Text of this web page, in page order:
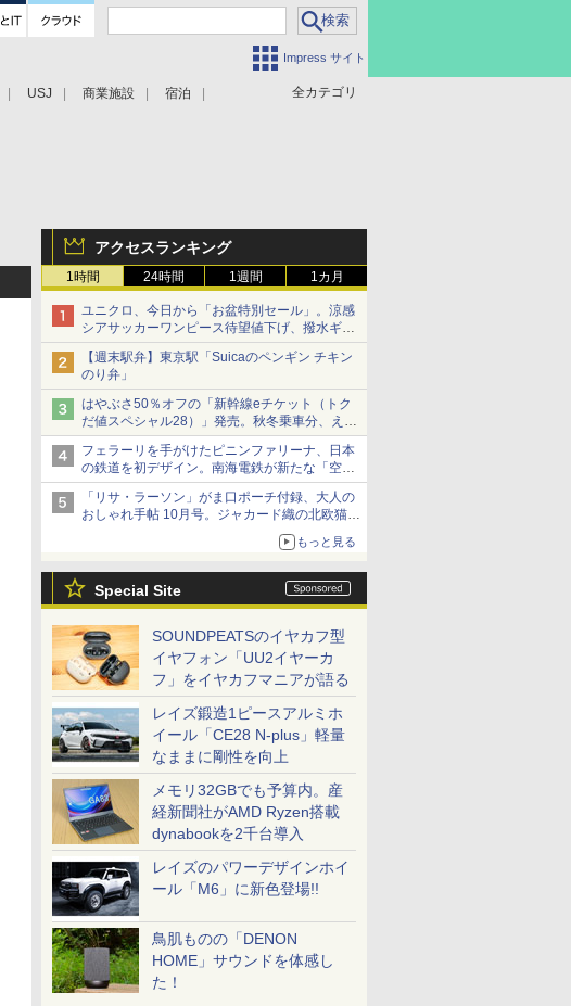
Impress サイト
全カテゴリ
USJ 商業施設 宿泊
アクセスランキング
1時間 24時間 1週間 1カ月
ユニクロ、今日から「お盆特別セール」。涼感
シアサッカーワンピース待望値下げ、撥水ギア
ショーツは1990円に
【週末駅弁】東京駅「Suicaのペンギン チキン
のり弁」
はやぶさ50％オフの「新幹線eチケット（トク
だ値スペシャル28）」発売。秋冬乗車分、えき
ねっと限定
フェラーリを手がけたピニンファリーナ、日本
の鉄道を初デザイン。南海電鉄が新たな「空港
特急」をなにわ筋線へ導入
「リサ・ラーソン」がま口ポーチ付録、大人の
おしゃれ手帖 10月号。ジャカード織の北欧猫デ
もっと見る
Special Site
SOUNDPEATSのイヤカフ型
イヤフォン「UU2イヤーカ
フ」をイヤカフマニアが語る
レイズ鍛造1ピースアルミホ
イール「CE28 N-plus」軽量
なままに剛性を向上
メモリ32GBでも予算内。産
経新聞社がAMD Ryzen搭載
dynabookを2千台導入
レイズのパワーデザインホイ
ール「M6」に新色登場!!
鳥肌ものの「DENON
HOME」サウンドを体感し
た！